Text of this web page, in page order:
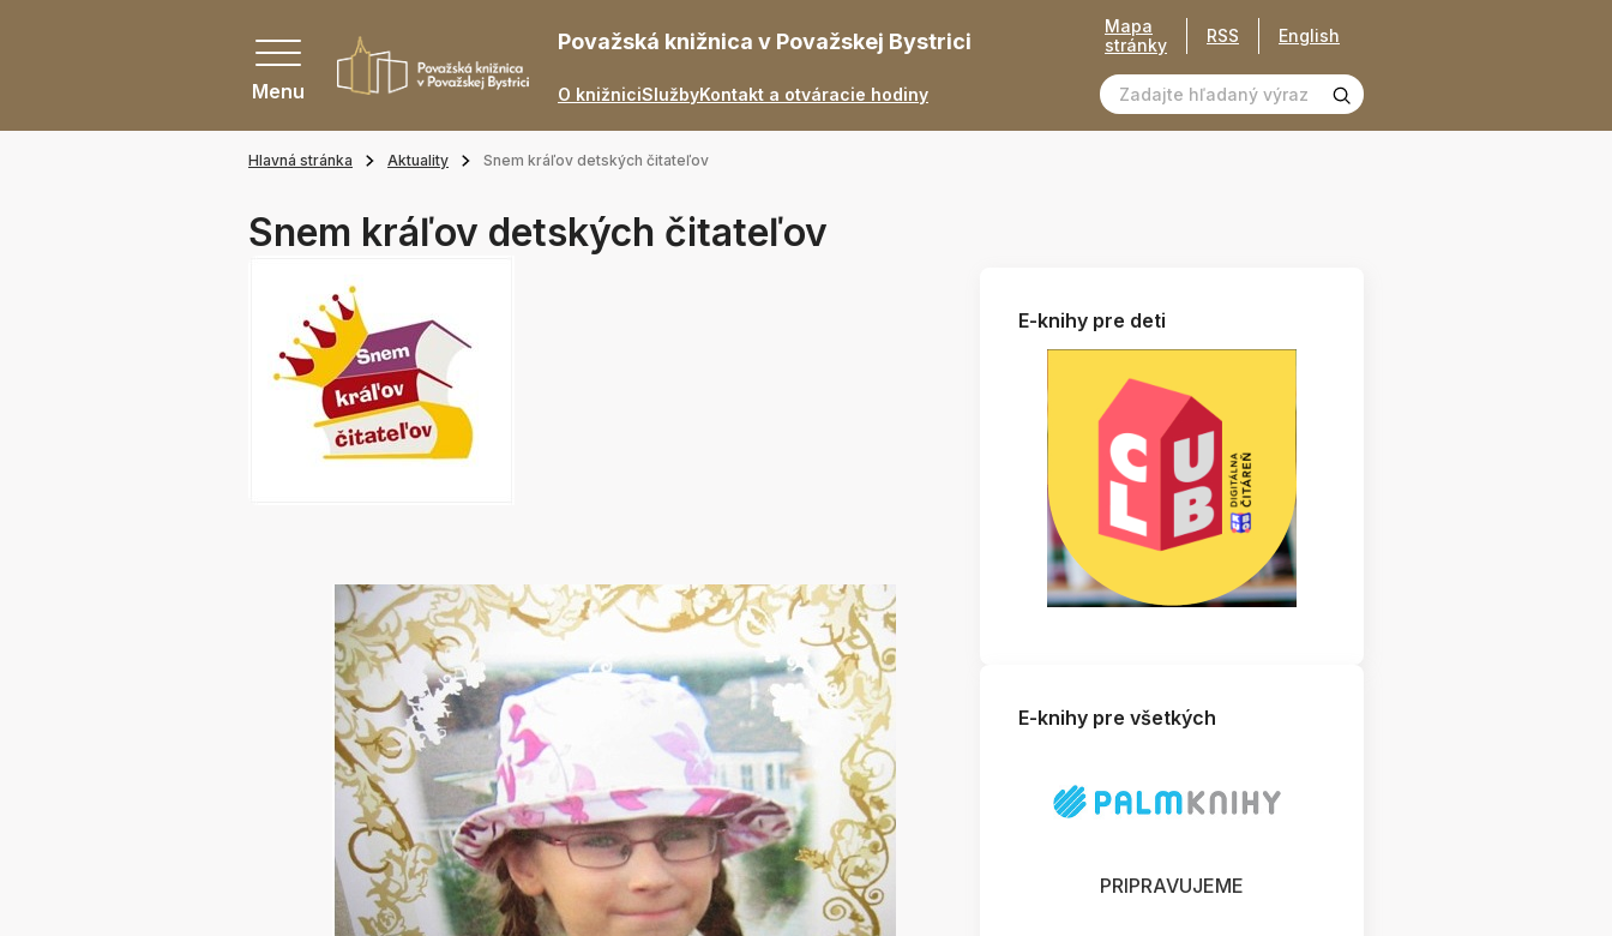
Menu
Považská knižnica v Považskej Bystrici
O knižniciSlužbyKontakt a otváracie hodiny
Mapa
stránky
RSS English
Hlavná stránka Aktuality Snem kráľov detských čitateľov
Snem kráľov detských čitateľov
E-knihy pre deti
E-knihy pre všetkých
PRIPRAVUJEME